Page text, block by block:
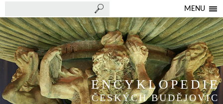
MENU
ENCYKLOPEDIE
ČESKÝCH BUDĚJOVIC